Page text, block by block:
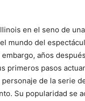
en el seno de
mundo del
años
primeros pasos
de la serie
Su popularidad se